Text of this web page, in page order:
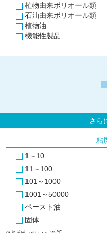
植物由来ポリオール類
石油由来ポリオール類
植物油
機能性製品
さら
粘
1～10
11～100
101～1000
1001～50000
ペースト油
固体